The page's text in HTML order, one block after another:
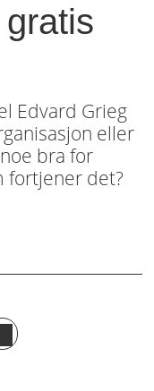
Edvard Grieg
eller
bra for
fortjener det?